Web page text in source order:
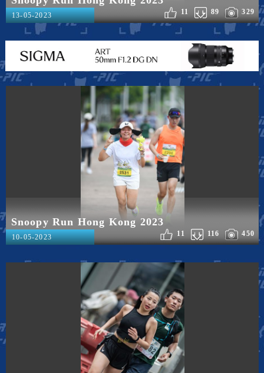
329
89
11
13-05-2023
Snoopy Run Hong Kong 2023
450
116
11
10-05-2023